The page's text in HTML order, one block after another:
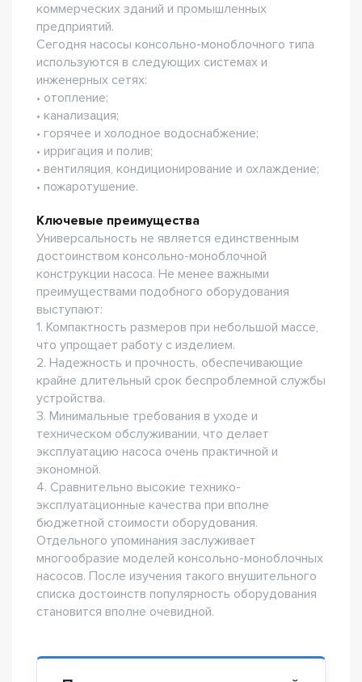
коммерческих зданий и промышленных
предприятий.
Сегодня насосы консольно-моноблочного типа
используются в следующих системах и
инженерных сетях:
• отопление;
• канализация;
• горячее и холодное водоснабжение;
• ирригация и полив;
• вентиляция, кондиционирование и охлаждение;
• пожаротушение.
Ключевые преимущества
Универсальность не является единственным
достоинством консольно-моноблочной
конструкции насоса. Не менее важными
преимуществами подобного оборудования
выступают:
1. Компактность размеров при небольшой массе,
что упрощает работу с изделием.
2. Надежность и прочность, обеспечивающие
крайне длительный срок беспроблемной службы
устройства.
3. Минимальные требования в уходе и
техническом обслуживании, что делает
эксплуатацию насоса очень практичной и
экономной.
4. Сравнительно высокие технико-
эксплуатационные качества при вполне
бюджетной стоимости оборудования.
Отдельного упоминания заслуживает
многообразие моделей консольно-моноблочных
насосов. После изучения такого внушительного
списка достоинств популярность оборудования
становится вполне очевидной.